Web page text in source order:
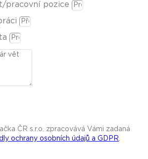
pracovní pozice
ČR s.r.o. zpracovává Vámi zadaná
ochrany osobních údajů a GDPR.